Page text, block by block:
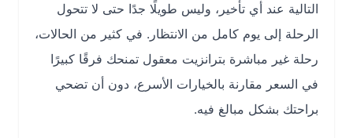
التالية عند أي تأخير، وليس طويلًا جدًا حتى لا تتحول
الرحلة إلى يوم كامل من الانتظار. في كثير من الحالات،
رحلة غير مباشرة بترانزيت معقول تمنحك فرقًا كبيرًا
في السعر مقارنة بالخيارات الأسرع، دون أن تضحي
براحتك بشكل مبالغ فيه.